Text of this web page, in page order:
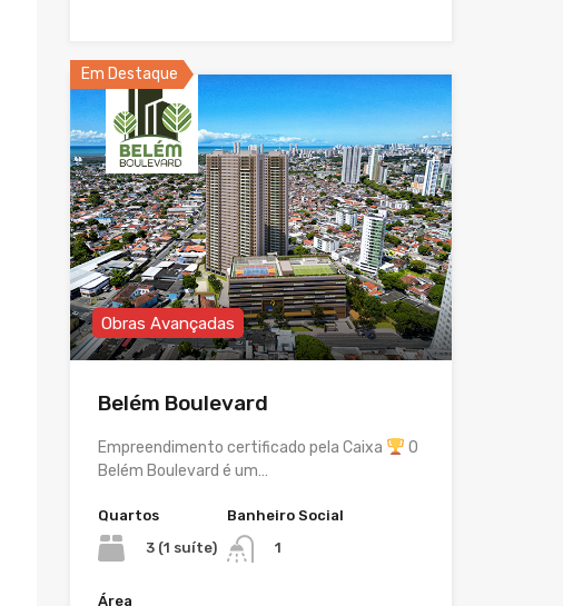
Em Destaque
Obras Avançadas
Belém Boulevard
Empreendimento certificado pela Caixa
O
Belém Boulevard é um…
Quartos
3 (1 suíte)
Banheiro Social
1
Área